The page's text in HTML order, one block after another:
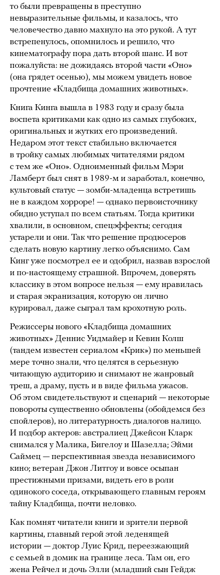
то были превращены в преступно
невыразительные фильмы, и казалось, что
человечество давно махнуло на это рукой. А тут
встрепенулось, опомнилось и решило, что
кинематографу пора дать второй шанс. И вот
пожалуйста: не дожидаясь второй части «Оно»
(она грядет осенью), мы можем увидеть новое
прочтение «Кладбища домашних животных».
Книга Кинга вышла в 1983 году и сразу была
воспета критиками как одно из самых глубоких,
оригинальных и жутких его произведений.
Недаром этот текст стабильно включается
в тройку самых любимых читателями рядом
с тем же «Оно». Одноименный фильм Мэри
Ламберт был снят в 1989-м и заработал, конечно,
культовый статус — зомби-младенца встретишь
не в каждом хорроре! — однако первоисточнику
обидно уступал по всем статьям. Тогда критики
хвалили, в основном, спецэффекты; сегодня
устарели и они. Так что решение продюсеров
сделать новую картину легко объяснимо. Сам
Кинг уже посмотрел ее и одобрил, назвав взрослой
и по-настоящему страшной. Впрочем, доверять
классику в этом вопросе нельзя — ему нравилась
и старая экранизация, которую он лично
курировал, даже сыграл там крохотную роль.
Режиссеры нового «Кладбища домашних
животных» Деннис Уидмайер и Кевин Колш
(тандем известен сериалом «Крик») по меньшей
мере точно знали, что целятся в серьезную
читающую аудиторию и снимают не жанровый
треш, а драму, пусть и в виде фильма ужасов.
Об этом свидетельствуют и сценарий — некоторые
повороты существенно обновлены (обойдемся без
спойлеров), но литературность диалогов налицо.
И подбор актеров: австралиец Джейсон Кларк
снимался у Малика, Бигелоу и Шазелла; Эйми
Саймец — перспективная звезда независимого
кино; ветеран Джон Литгоу и вовсе осыпан
престижными призами, видеть его в роли
одинокого соседа, открывающего главным героям
тайну Кладбища, почти неловко.
Как помнят читатели книги и зрители первой
картины, главный герой этой леденящей
истории — доктор Луис Крид, переезжающий
с семьей в домик на границе леса. Там он, его
жена Рейчел и дочь Элли (младший сын Гейдж